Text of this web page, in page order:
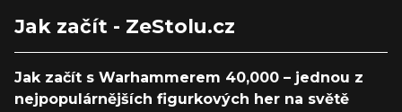
Jak začít - ZeStolu.cz
Jak začít s Warhammerem 40,000 – jednou z
nejpopulárnějších figurkových her na světě